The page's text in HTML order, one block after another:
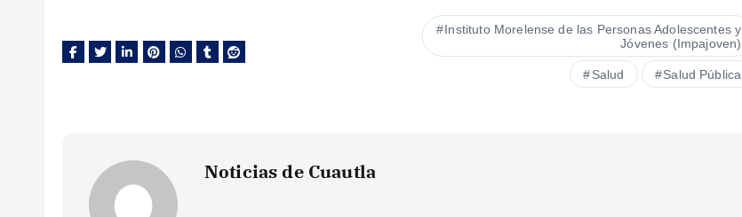
Instituto Morelense de las Personas Adolescentes y
Jóvenes (Impajoven)
Salud Salud Pública
Noticias de Cuautla